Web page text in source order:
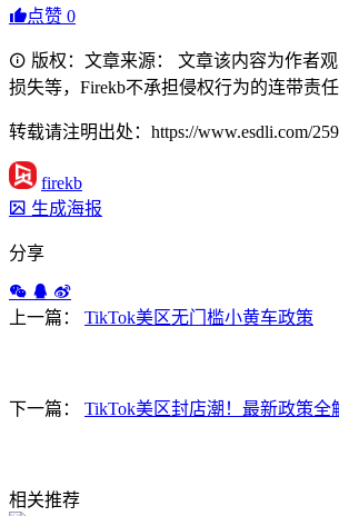
点赞 0
版权：文章来源： 文章该内容为作者
损失等，Firekb不承担侵权行为的连带责
转载请注明出处：https://www.esdli.com/
firekb
生成海报
分享
上一篇： TikTok美区无门槛小黄车政策
下一篇： TikTok美区封店潮！最新政策全
相关推荐